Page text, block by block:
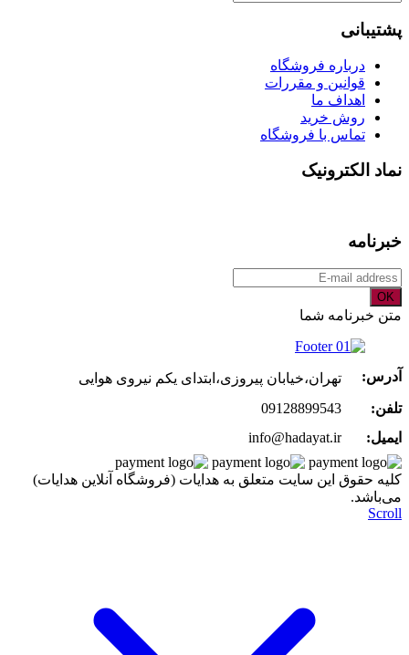
پشتیبانی
درباره فروشگاه
قوانین و مقررات
اهداف ما
روش خرید
تماس با فروشگاه
نماد الکترونیک
خبرنامه
OK
متن خبرنامه شما
آدرس:
تهران،خیابان پیروزی،ابتدای یکم نیروی هوایی
تلفن:
09128899543
ایمیل:
info@hadayat.ir
کليه حقوق اين سايت متعلق به هدایات (فروشگاه آنلاین هدایات)
می‌باشد.
Scroll